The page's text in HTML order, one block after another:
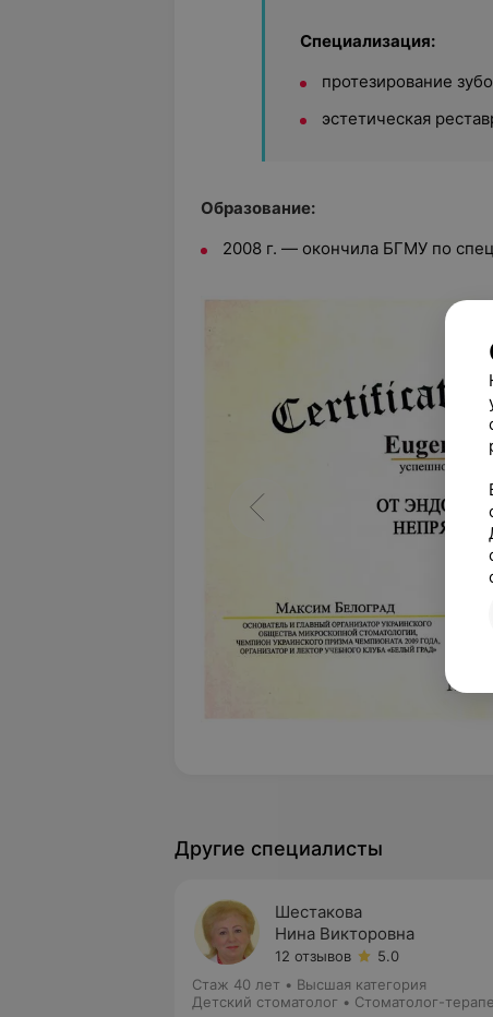
Специализация:
протезирование
эстетическая
Образование:
2008 г. — окончила БГМУ по
Другие специалисты
Шестакова
Нина Викторовна
12 отзывов
5.0
Стаж 40 лет • Высшая категория
Детский стоматолог • Стоматолог-